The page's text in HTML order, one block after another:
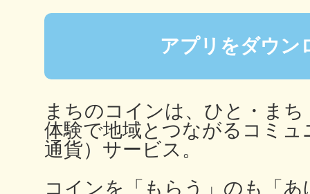
アプリをダウン
まちのコインは、ひと・ま
体験で地域とつながるコミュ
通貨）サービス。
コインを「もらう」のも「
秋葉原
日置